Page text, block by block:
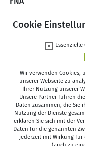
FWS
Deutscher
Deutsches
Manfred-von-
12101 Berlin
Cookie
Essenzielle
Wir verwenden
unserer Webseite zu
Ihrer Nutzung unserer
Unsere Partner führen
Daten zusammen, die Sie
Nutzung der Dienste
erklären Sie sich mit der
Daten für die genannten
jederzeit mit Wirkung